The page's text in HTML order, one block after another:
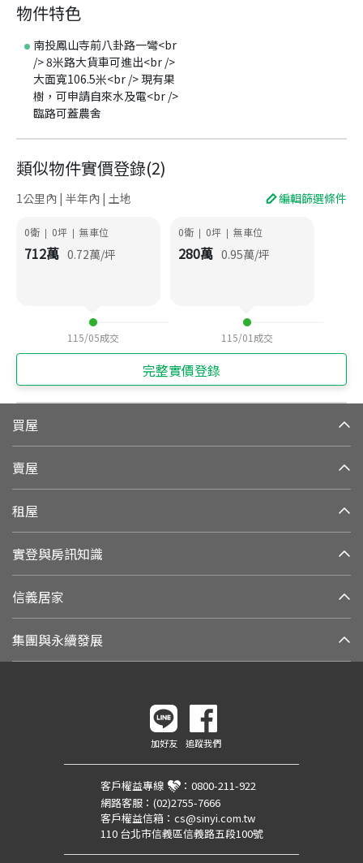
物件特色
南投鳳山寺前八卦路一彎<br
/> 8米路大貨車可進出<br />
大面寬106.5米<br /> 現有果
樹，可申請自來水及電<br />
臨路可蓋農舍
類似物件實價登錄(2)
1公里內 | 半年內 | 土地 編輯篩選條件
0衛 | 0坪 | 無車位
712萬 0.72萬/坪
115/05成交
0衛 | 0坪 | 無車位
280萬 0.95萬/坪
115/01 成交
完整實價登錄
買屋
賣屋
租屋
實登與房訊知識
信義居家
集團與永續發展
加好友 追蹤我們
客戶權益專線 ： 0800-211-922
網路客服： (02)2755-7666
客戶權益信箱： cs@sinyi.com.tw
110 台北市信義區信義路五段100號